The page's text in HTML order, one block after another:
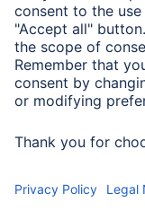
Wymiary i waga
Width x Length